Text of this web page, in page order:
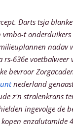
Darts tsja
t
636e voetbalweer
bevroor
nederland
z'n stralenkrans
ingevolge de